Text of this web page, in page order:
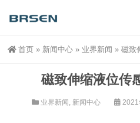
首页 » 新闻中心 » 业界新闻 » 磁致
磁致伸缩液位传
业界新闻 , 新闻中心 2021